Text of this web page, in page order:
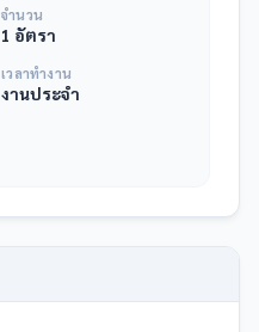
จำนวน
1 อัตรา
เวลาทำงาน
งานประจำ